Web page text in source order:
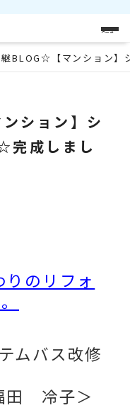
メニュー
BLOG☆【マンション】
ション】シ
完成しまし
のリフォ
ムバス改修
田 冷子＞